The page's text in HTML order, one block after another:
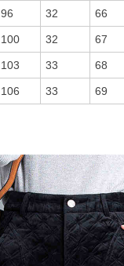
96 32 66
100 32 67
103 33 68
106 33 69